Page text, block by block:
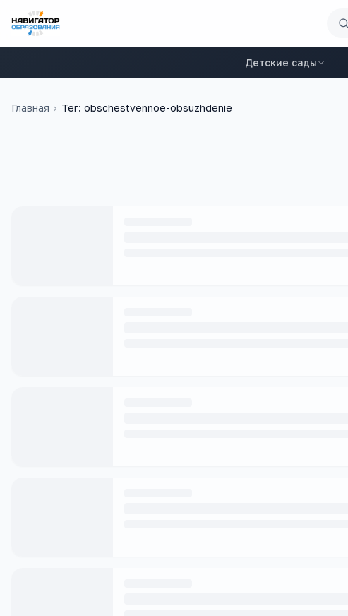
Детские сады
Главная › Тег: obschestvennoe-obsuzhdenie